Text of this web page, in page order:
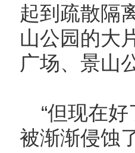
起到疏散隔
山公园的大
广场、景山
“但现在好
被渐渐侵蚀